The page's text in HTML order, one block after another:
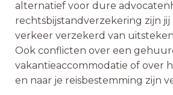
alternatief voor dure
rechtsbijstandverzekering zijn jij
verkeer verzekerd van
Ook conflicten over een
vakantieaccommodatie of over
en naar je reisbestemming zijn